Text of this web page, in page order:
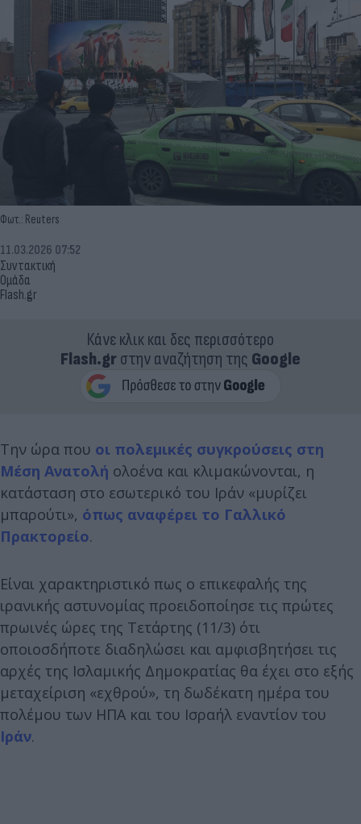
Φωτ.: Reuters
Συντακτική
Ομάδα
Flash.gr
11.03.2026 07:52
Κάνε κλικ και δες περισσότερο
Flash.grστην αναζήτηση της Google
Την ώρα που οι πολεμικές συγκρούσεις στη
Μέση Ανατολή ολοένα και κλιμακώνονται, η
κατάσταση στο εσωτερικό του Ιράν «μυρίζει
μπαρούτι», όπως αναφέρει το Γαλλικό
Πρακτορείο.
Είναι χαρακτηριστικό πως ο επικεφαλής της
ιρανικής αστυνομίας προειδοποίησε τις πρώτες
πρωινές ώρες της Τετάρτης (11/3) ότι
οποιοσδήποτε διαδηλώσει και αμφισβητήσει τις
αρχές της Ισλαμικής Δημοκρατίας θα έχει στο εξής
μεταχείριση «εχθρού», τη δωδέκατη ημέρα του
πολέμου των ΗΠΑ και του Ισραήλ εναντίον του
Ιράν.